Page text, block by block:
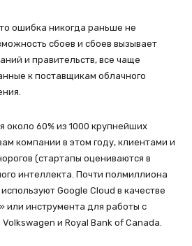
ошибка никогда раньше не
сбоев и сбоев вызывает
и правительств, все чаще
к поставщикам облачного
около 60% из 1000 крупнейших
компании в этом году, клиентами и
(стартапы оцениваются в
интеллекта. Почти полмиллиона
Google Cloud в качестве
или инструмента для работы с
и Royal Bank of Canada.